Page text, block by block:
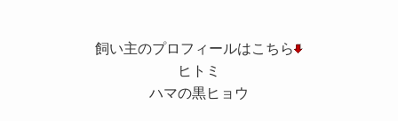
飼い主のプロフィールはこちら
ヒトミ
ハマの黒ヒョウ